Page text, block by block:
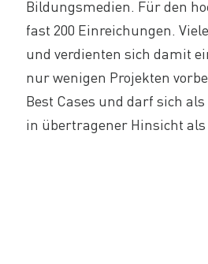
Bildungsmedien. Für den
fast 200 Einreichungen.
und verdienten sich damit
nur wenigen Projekten
Best Cases und darf sich
in übertragener Hinsicht als